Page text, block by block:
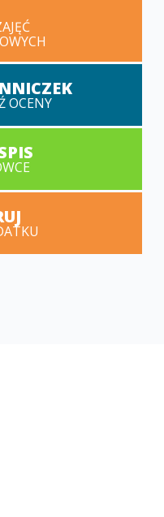
OCENY